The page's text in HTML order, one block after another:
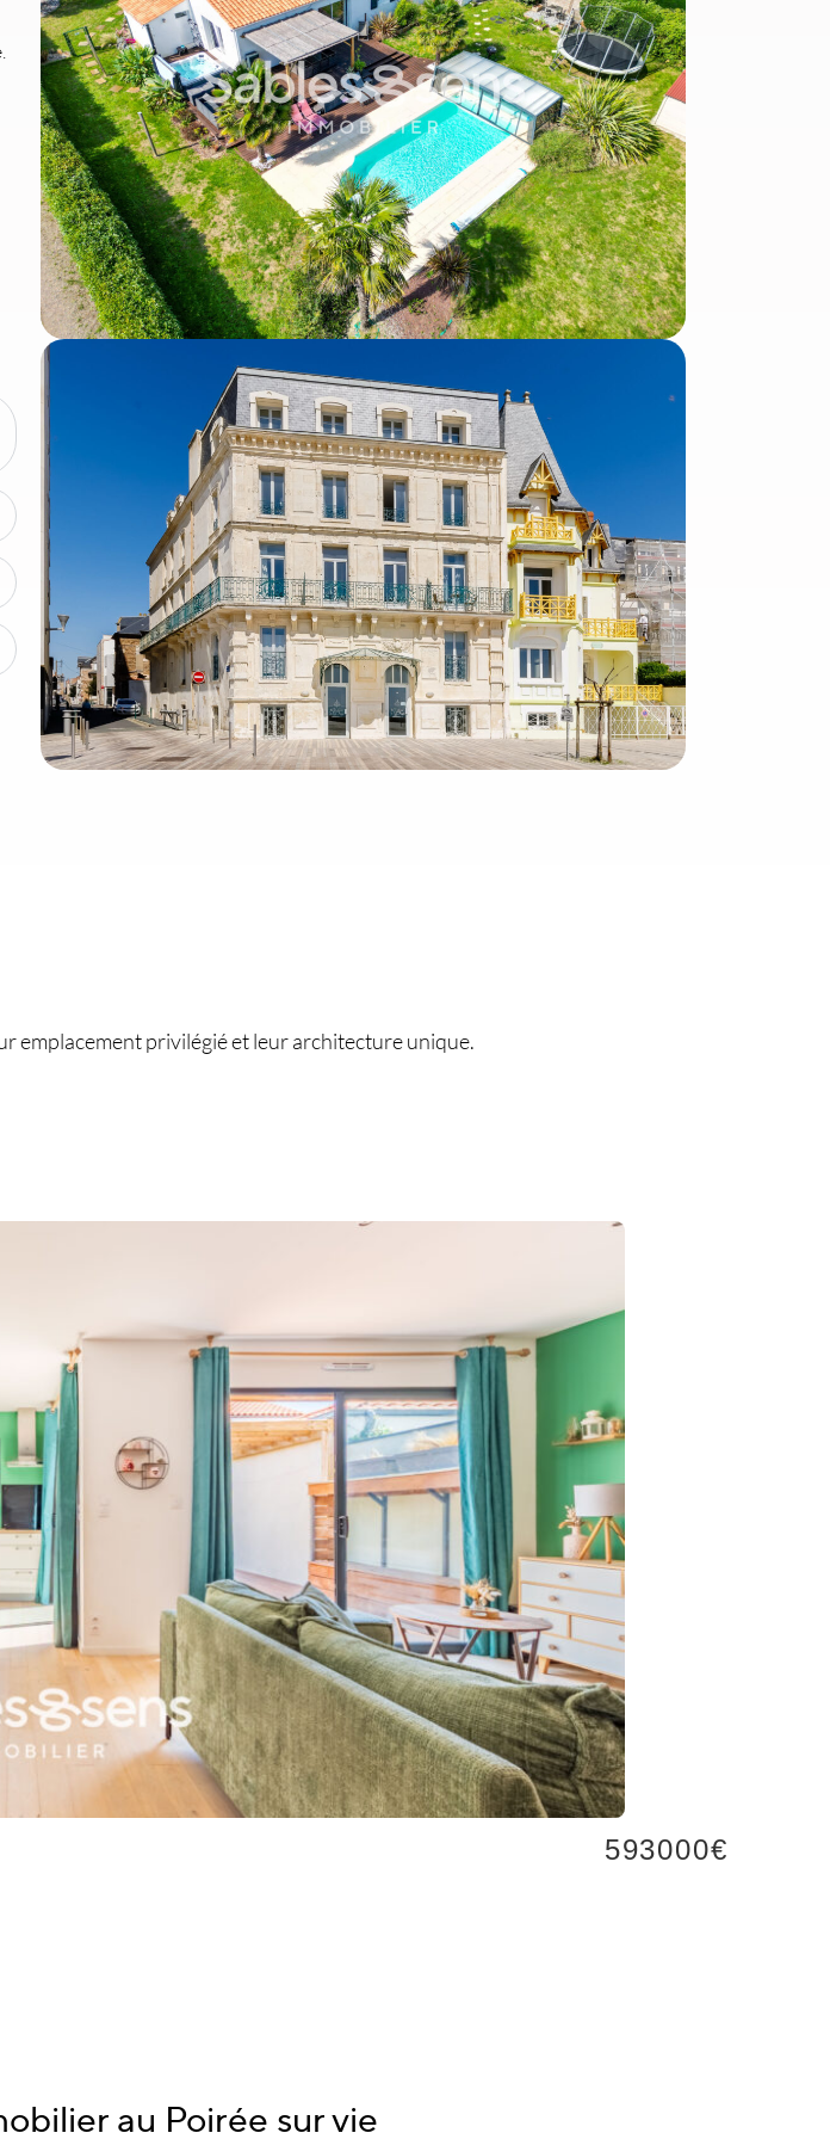
emplacement privilégié et leur architecture unique.
593000€
au Poirée sur vie